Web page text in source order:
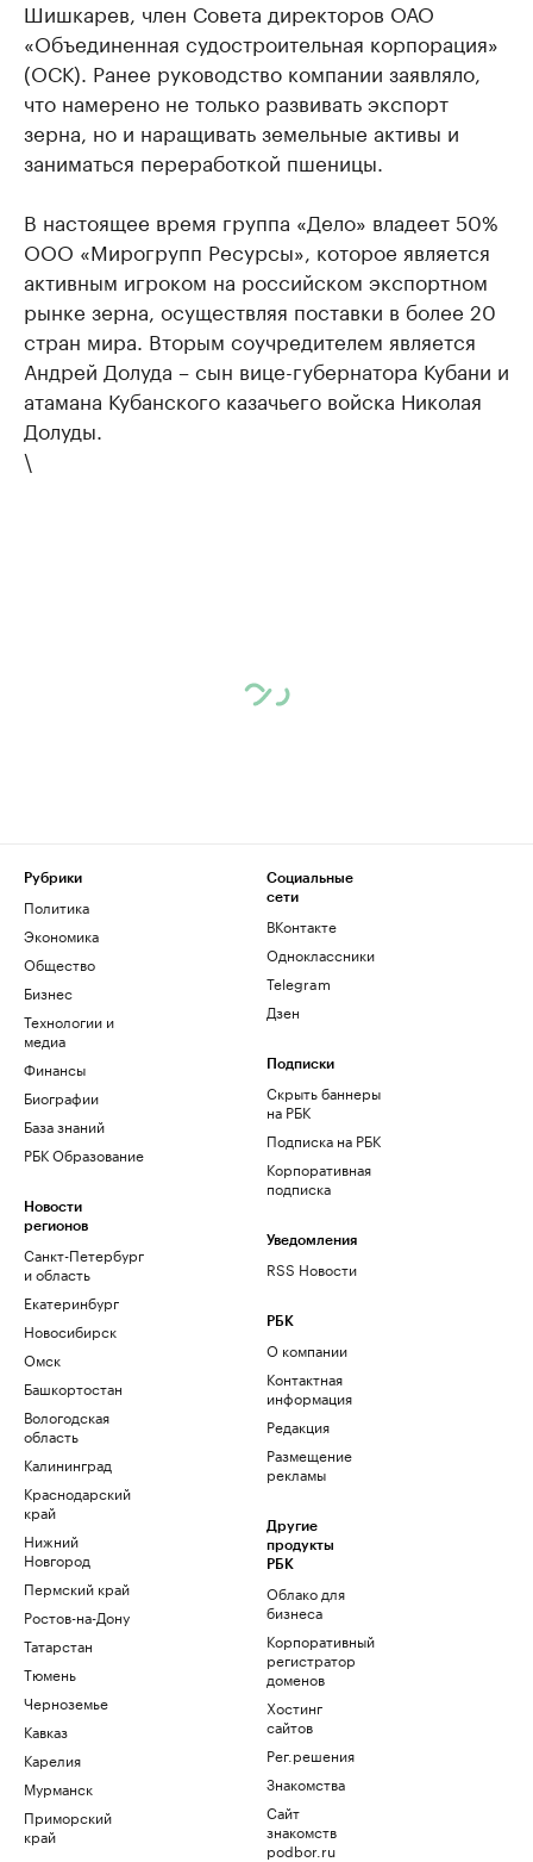
Шишкарев, член Совета директоров ОАО
«Объединенная судостроительная корпорация»
(ОСК). Ранее руководство компании заявляло,
что намерено не только развивать экспорт
зерна, но и наращивать земельные активы и
заниматься переработкой пшеницы.
В настоящее время группа «Дело» владеет 50%
ООО «Мирогрупп Ресурсы», которое является
активным игроком на российском экспортном
рынке зерна, осуществляя поставки в более 20
стран мира. Вторым соучредителем является
Андрей Долуда – сын вице-губернатора Кубани и
атамана Кубанского казачьего войска Николая
Долуды.
\
Рубрики
Политика
Экономика
Общество
Бизнес
Технологии и
медиа
Финансы
Биографии
База знаний
РБК Образование
Новости
регионов
Санкт-Петербург
и область
Екатеринбург
Новосибирск
Омск
Башкортостан
Вологодская
область
Калининград
Краснодарский
край
Нижний
Новгород
Пермский край
Ростов-на-Дону
Татарстан
Тюмень
Черноземье
Кавказ
Карелия
Мурманск
Приморский
край
Социальные
сети
ВКонтакте
Одноклассники
Telegram
Дзен
Подписки
Скрыть баннеры
на РБК
Подписка на РБК
Корпоративная
подписка
Уведомления
RSS Новости
РБК
О компании
Контактная
информация
Редакция
Размещение
рекламы
Другие
продукты
РБК
Облако для
бизнеса
Корпоративный
регистратор
доменов
Хостинг
сайтов
Рег.решения
Знакомства
Сайт
знакомств
podbor.ru